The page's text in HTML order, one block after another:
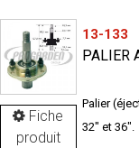
Fiche
produit
13-133
PALIER
Palier
32" et 36".